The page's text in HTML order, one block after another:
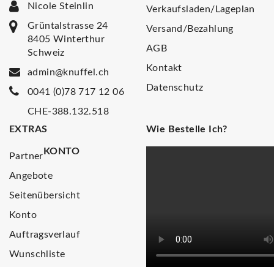
Nicole Steinlin
Grüntalstrasse 24
8405 Winterthur
Schweiz
admin@knuffel.ch
0041 (0)78 717 12 06
CHE-388.132.518
Verkaufsladen/Lageplan
Versand/Bezahlung
AGB
Kontakt
Datenschutz
EXTRAS
Partner
Angebote
Seitenübersicht
KONTO
Konto
Auftragsverlauf
Wunschliste
Wie Bestelle Ich?